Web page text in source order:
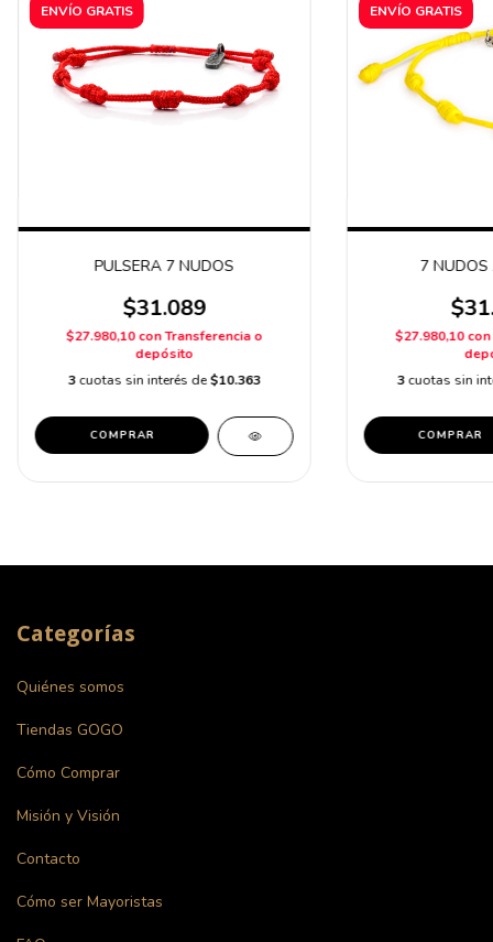
ENVÍO GRATIS
PULSERA 7 NUDOS
$31.089
$27.980,10conTransferencia o
depósito
3cuotas sin interés de$10.363
ENVÍO GRATIS
7 NUDOS
$27.980,10con
3 cuotas sin
Categorías
Quiénes somos
Tiendas GOGO
Cómo Comprar
Misión y Visión
Contacto
Cómo ser Mayoristas